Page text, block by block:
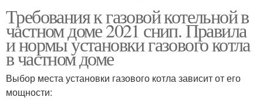
Требования к газовой котельной в
частном доме 2021 снип. Правила
и нормы установки газового котла
в частном доме
Выбор места установки газового котла зависит от его
мощности: